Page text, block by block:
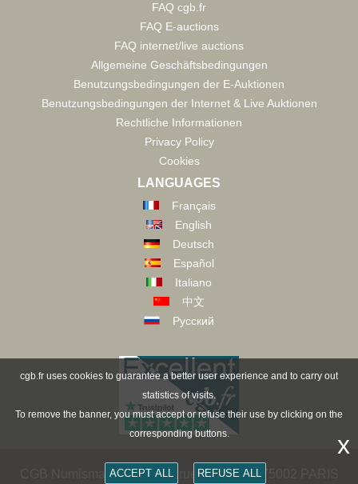
FAQ cgb.fr
FAQ E-auctions
FAQ internet/live auctions
Allgemeine Geschäftsbedingungen
Benutzungsbedingungen der E-Auktionen
Benutzungsbedingungen der Internet & Live Auktionen
Rechtliche Informationen
Privacy Policy
Cookies
LANGUAGES
Français
English
Deutsch
Español
Italiano
中文
Русский
CGB Numismatik Paris - 36 rue Vivienne - 75002 PARIS
cgb.fr uses cookies to guarantee a better user experience and to carry out
statistics of visits.
To remove the banner, you must accept or refuse their use by clicking on the
corresponding buttons.
ACCEPT ALL REFUSE ALL
x